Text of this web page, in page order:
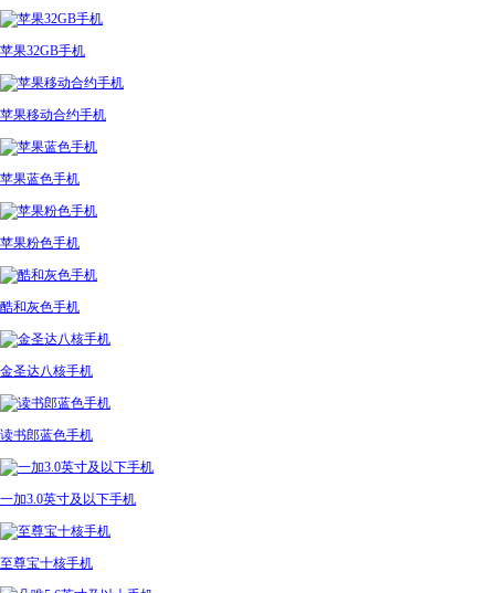
苹果32GB手机
苹果移动合约手机
苹果蓝色手机
苹果粉色手机
酷和灰色手机
金圣达八核手机
读书郎蓝色手机
一加3.0英寸及以下手机
至尊宝十核手机